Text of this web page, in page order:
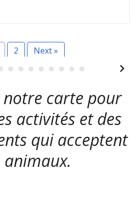
2 Next »
notre carte pour
activités et des
qui acceptent
animaux.